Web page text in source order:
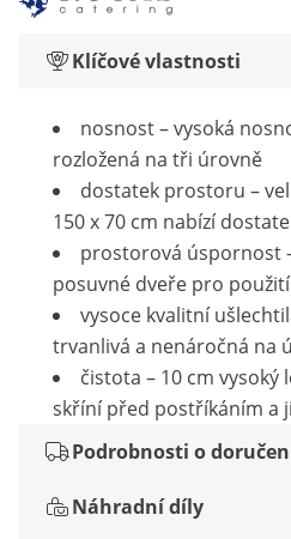
Klíčové vlastnosti
nosnost – vysoká
rozložená na tři úrovně
dostatek prostoru –
150 x 70 cm nabízí
prostorová úspornost
posuvné dveře pro
vysoce kvalitní
trvanlivá a nenáročná na
čistota – 10 cm vysoký
skříní před postříkáním a
Podrobnosti o
Náhradní díly